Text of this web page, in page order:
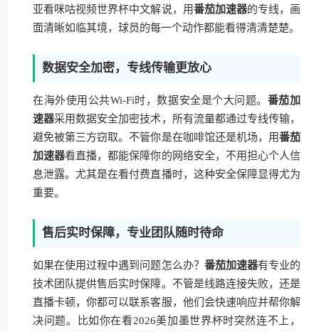
亚看咪咕视频世界杯中文解说，用番茄加速器的专线，画
面清晰如临其境，球员的每一个动作都能看得清清楚楚。
数据安全加密，专线传输更放心
在海外使用公共Wi-Fi时，数据安全是个大问题。 番茄加
速器采用数据安全加密技术，所有流量都通过专线传输，
避免被第三方窃取。不管你是在咖啡馆还是机场，用番茄
加速器看直播，都能保障你的网络安全，不用担心个人信
息泄露。尤其是在看付费直播时，这种安全保障显得尤为
重要。
售后实时保障，专业团队随时待命
如果在使用过程中遇到问题怎么办？ 番茄加速器有专业的
技术团队提供售后实时保障。不管是线路连接失败，还是
直播卡顿，你都可以联系客服，他们会快速响应并帮你解
决问题。比如你在看2026美加墨世界杯时突然连不上，